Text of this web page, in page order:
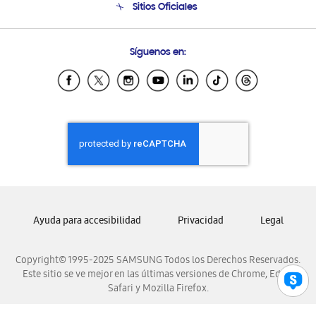
Condiciones de Compra
Soporte vía eMail
Sitios Oficiales
Samsung Ecuador
Samsung El Salvador
Samsung Honduras
Samsung Nicaragua
Samsung Panamá
Samsung Venezuela
Síguenos en:
Copyright© 1995-2025 SAMSUNG Todos los Derechos Reservados.
Este sitio se ve mejor en las últimas versiones de Chrome, Edge,
Safari y Mozilla Firefox.
Ayuda para accesibilidad Privacidad Legal